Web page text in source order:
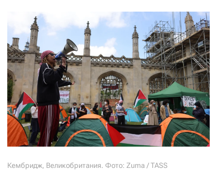
Кембридж, Великобритания. Фото: Zuma / TASS